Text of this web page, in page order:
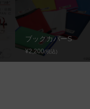
ブックカバーS
¥2,200(税込)